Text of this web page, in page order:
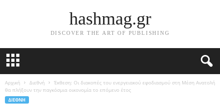
hashmag.gr
DISCOVER THE ART OF PUBLISHING
Αρχική Διεθνή
Έκθεση: Οι διακοπές του ενεργειακού εφοδιασμού στη Μέση Ανατολή
θα πλήξουν την παγκόσμια οικονομία το επόμενο έτος
ΔΙΕΘΝΉ